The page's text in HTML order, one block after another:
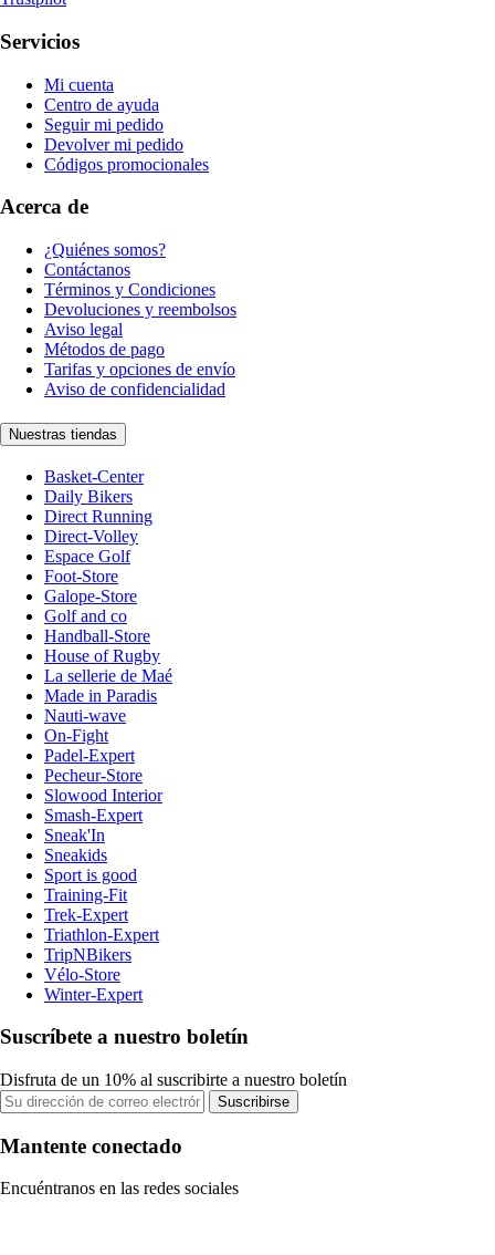
Servicios
Mi cuenta
Centro de ayuda
Seguir mi pedido
Devolver mi pedido
Códigos promocionales
Acerca de
¿Quiénes somos?
Contáctanos
Términos y Condiciones
Devoluciones y reembolsos
Aviso legal
Métodos de pago
Tarifas y opciones de envío
Aviso de confidencialidad
Nuestras tiendas
Basket-Center
Daily Bikers
Direct Running
Direct-Volley
Espace Golf
Foot-Store
Galope-Store
Golf and co
Handball-Store
House of Rugby
La sellerie de Maé
Made in Paradis
Nauti-wave
On-Fight
Padel-Expert
Pecheur-Store
Slowood Interior
Smash-Expert
Sneak'In
Sneakids
Sport is good
Training-Fit
Trek-Expert
Triathlon-Expert
TripNBikers
Vélo-Store
Winter-Expert
Suscríbete a nuestro boletín
Disfruta de un 10% al suscribirte a nuestro boletín
Suscribirse
Mantente conectado
Encuéntranos en las redes sociales